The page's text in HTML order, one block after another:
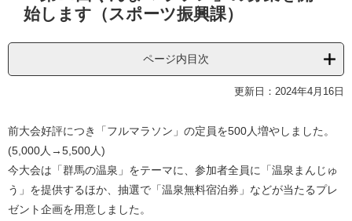
始します（スポーツ振興課）
ページ内目次
更新日：2024年4月16日
前大会好評につき「フルマラソン」の定員を500人増やしました。
(5,000人→5,500人)
今大会は「群馬の温泉」をテーマに、参加者全員に「温泉まんじゅ
う」を提供するほか、抽選で「温泉無料宿泊券」などが当たるプレ
ゼント企画を用意しました。